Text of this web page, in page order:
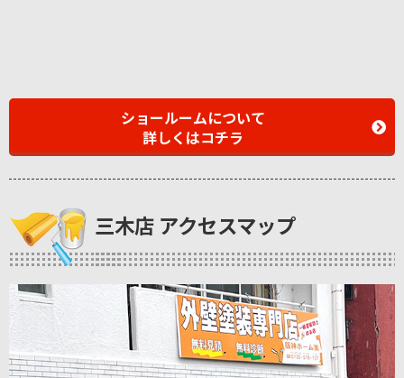
ショールームについて
詳しくはコチラ
三木店 アクセスマップ